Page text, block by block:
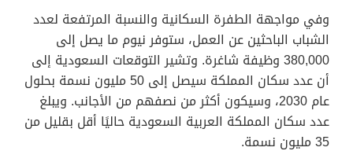
وفي مواجهة الطفرة السكانية والنسبة المرتفعة لعدد
الشباب الباحثين عن العمل، ستوفر نيوم ما يصل إلى
380,000 وظيفة شاغرة. وتشير التوقعات السعودية إلى
أن عدد سكان المملكة سيصل إلى 50 مليون نسمة بحلول
عام 2030، وسيكون أكثر من نصفهم من الأجانب. ويبلغ
عدد سكان المملكة العربية السعودية حاليًا أقل بقليل من
35 مليون نسمة.